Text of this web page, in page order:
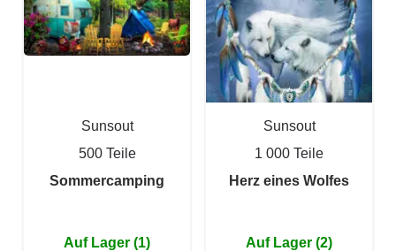
Sunsout
500 Teile
Sommercamping
Auf Lager (1)
Sunsout
1 000 Teile
Herz eines Wolfes
Auf Lager (2)